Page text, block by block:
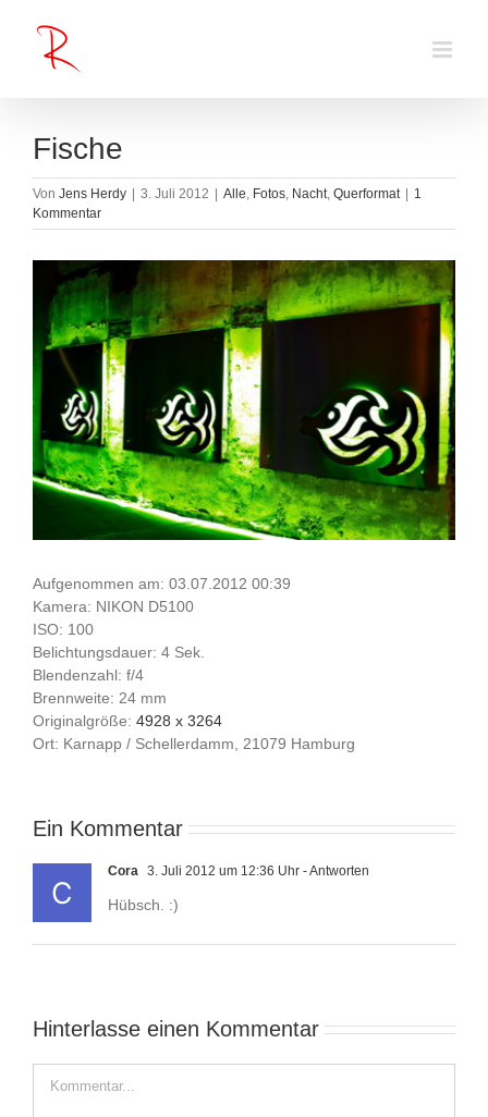
springen
Fische
Von Jens Herdy 3. Juli 2012 Alle, Fotos, Nacht, Querformat
1
Kommentar
grösseres
Bild
Aufgenommen am: 03.07.2012 00:39
Kamera: NIKON D5100
ISO: 100
Belichtungsdauer: 4 Sek.
Blendenzahl: f/4
Brennweite: 24 mm
Originalgröße: 4928 x 3264
Ort: Karnapp / Schellerdamm, 21079 Hamburg
Ein Kommentar
Cora 3. Juli 2012 um 12:36 Uhr - Antworten
Hübsch. :)
Hinterlasse einen Kommentar